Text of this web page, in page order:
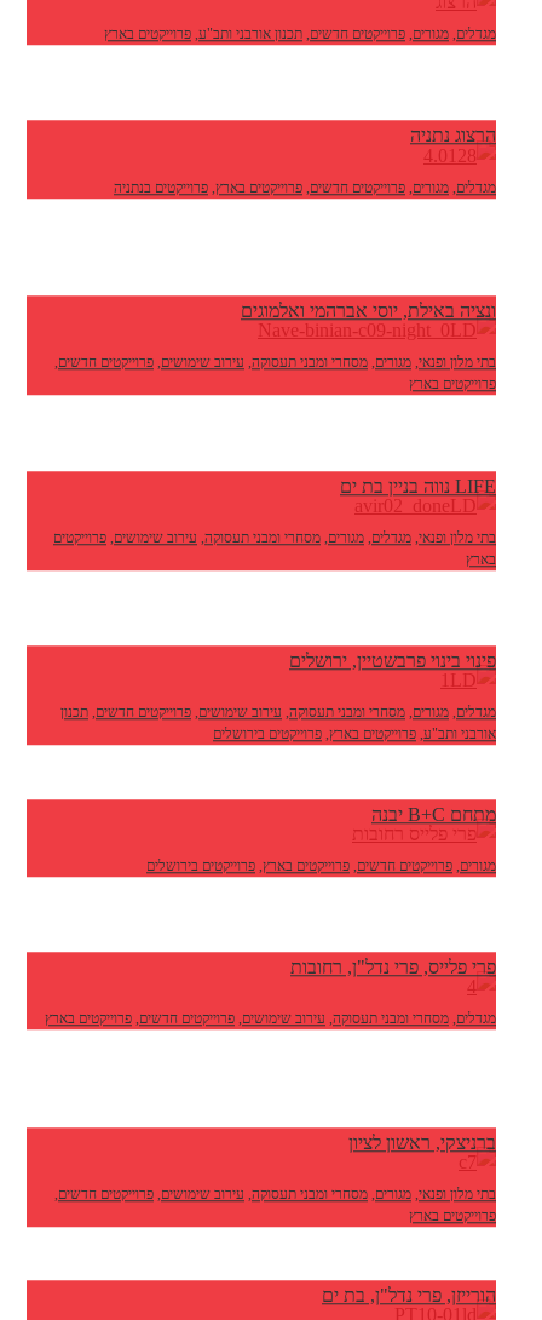
מגדלים, מגורים, פרוייקטים חדשים, תכנון אורבני ותב"ע, פרוייקטים בארץ
הרצוג נתניה
מגדלים, מגורים, פרוייקטים חדשים, פרוייקטים בארץ, פרוייקטים בנתניה
ונציה באילת, יוסי אברהמי ואלמוגים
בתי מלון ופנאי, מגורים, מסחרי ומבני תעסוקה, עירוב שימושים, פרוייקטים חדשים,
פרוייקטים בארץ
LIFE נווה בניין בת ים
בתי מלון ופנאי, מגדלים, מגורים, מסחרי ומבני תעסוקה, עירוב שימושים, פרוייקטים
בארץ
פינוי בינוי פרבשטיין, ירושלים
מגדלים, מגורים, מסחרי ומבני תעסוקה, עירוב שימושים, פרוייקטים חדשים, תכנון
אורבני ותב"ע, פרוייקטים בארץ, פרוייקטים בירושלים
מתחם B+C יבנה
מגורים, פרוייקטים חדשים, פרוייקטים בארץ, פרוייקטים בירושלים
פרי פלייס, פרי נדל"ן, רחובות
מגדלים, מסחרי ומבני תעסוקה, עירוב שימושים, פרוייקטים חדשים, פרוייקטים בארץ
ברניצקי, ראשון לציון
בתי מלון ופנאי, מגורים, מסחרי ומבני תעסוקה, עירוב שימושים, פרוייקטים חדשים,
פרוייקטים בארץ
הורייזן, פרי נדל"ן, בת ים